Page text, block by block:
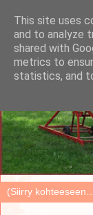
This site uses
and to analyze
shared with
metrics to
statistics, and